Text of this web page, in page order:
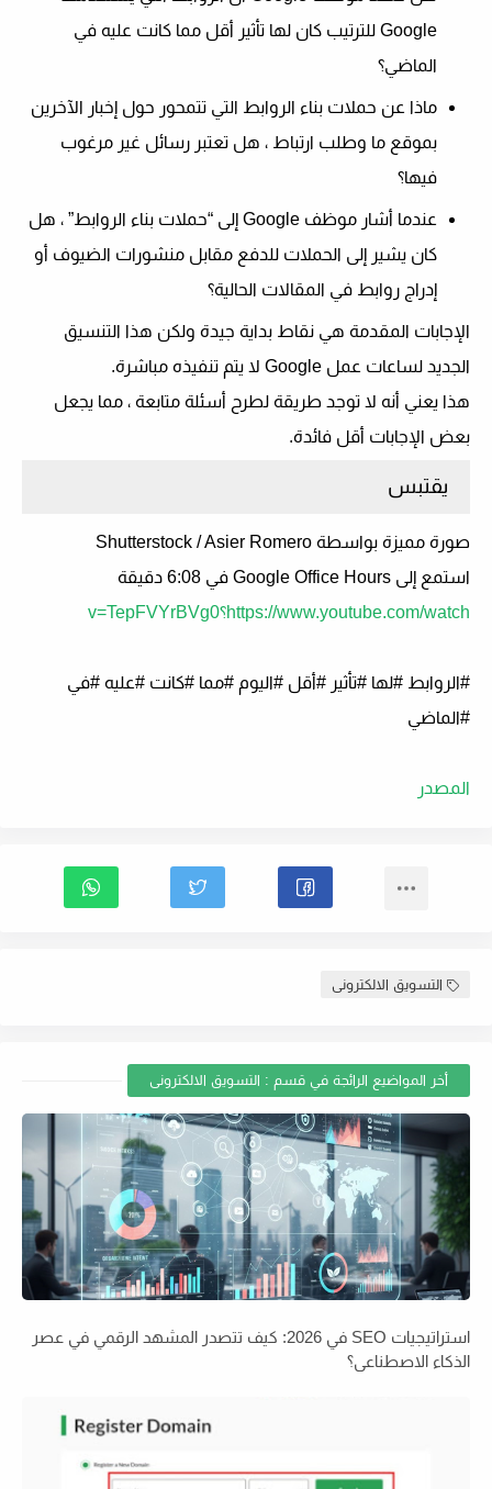
Google للترتيب كان لها تأثير أقل مما كانت عليه في
الماضي؟
ماذا عن حملات بناء الروابط التي تتمحور حول إخبار الآخرين
بموقع ما وطلب ارتباط ، هل تعتبر رسائل غير مرغوب
فيها؟
عندما أشار موظف Google إلى “حملات بناء الروابط” ، هل
كان يشير إلى الحملات للدفع مقابل منشورات الضيوف أو
إدراج روابط في المقالات الحالية؟
الإجابات المقدمة هي نقاط بداية جيدة ولكن هذا التنسيق
الجديد لساعات عمل Google لا يتم تنفيذه مباشرة.
هذا يعني أنه لا توجد طريقة لطرح أسئلة متابعة ، مما يجعل
بعض الإجابات أقل فائدة.
يقتبس
صورة مميزة بواسطة Shutterstock / Asier Romero
استمع إلى Google Office Hours في 6:08 دقيقة
https://www.youtube.com/watch؟v=TepFVYrBVg0
#الروابط #لها #تأثير #أقل #اليوم #مما #كانت #عليه #في
#الماضي
المصدر
التسويق الالكترونى
أخر المواضيع الرائجة في قسم : التسويق الالكترونى
استراتيجيات SEO في 2026: كيف تتصدر المشهد الرقمي في عصر
الذكاء الاصطناعي؟